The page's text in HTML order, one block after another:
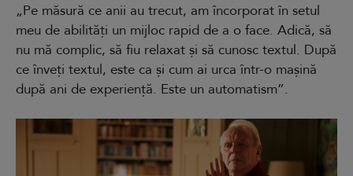
„Pe măsură ce anii au trecut, am încorporat în setul
meu de abilități un mijloc rapid de a o face. Adică, să
nu mă complic, să fiu relaxat și să cunosc textul. După
ce înveți textul, este ca și cum ai urca într-o mașină
după ani de experiență. Este un automatism”.